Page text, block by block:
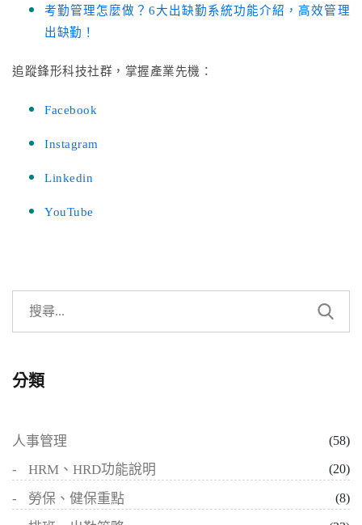
考勤管理怎麼做？6大出缺勤系統功能介紹，高效管理
出缺勤！
追蹤鋒形科技社群，掌握產業先機：
Facebook
Instagram
Linkedin
YouTube
分類
人事管理 (58)
HRM、HRD功能說明 (20)
勞保、健保重點 (8)